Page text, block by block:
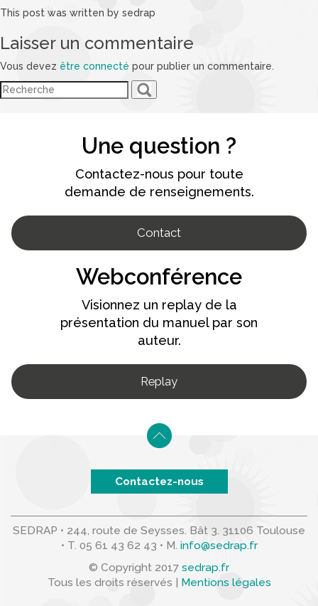
This post was written by sedrap
Laisser un commentaire
Vous devez être connecté pour publier un commentaire.
Une question ?
Contactez-nous pour toute
demande de renseignements.
Contact
Webconférence
Visionnez un replay de la
présentation du manuel par son
auteur.
Replay
Contactez-nous
SEDRAP • 244, route de Seysses. Bât 3. 31106 Toulouse
• T. 05 61 43 62 43 • M. info@sedrap.fr
© Copyright 2017 sedrap.fr
Tous les droits réservés | Mentions légales